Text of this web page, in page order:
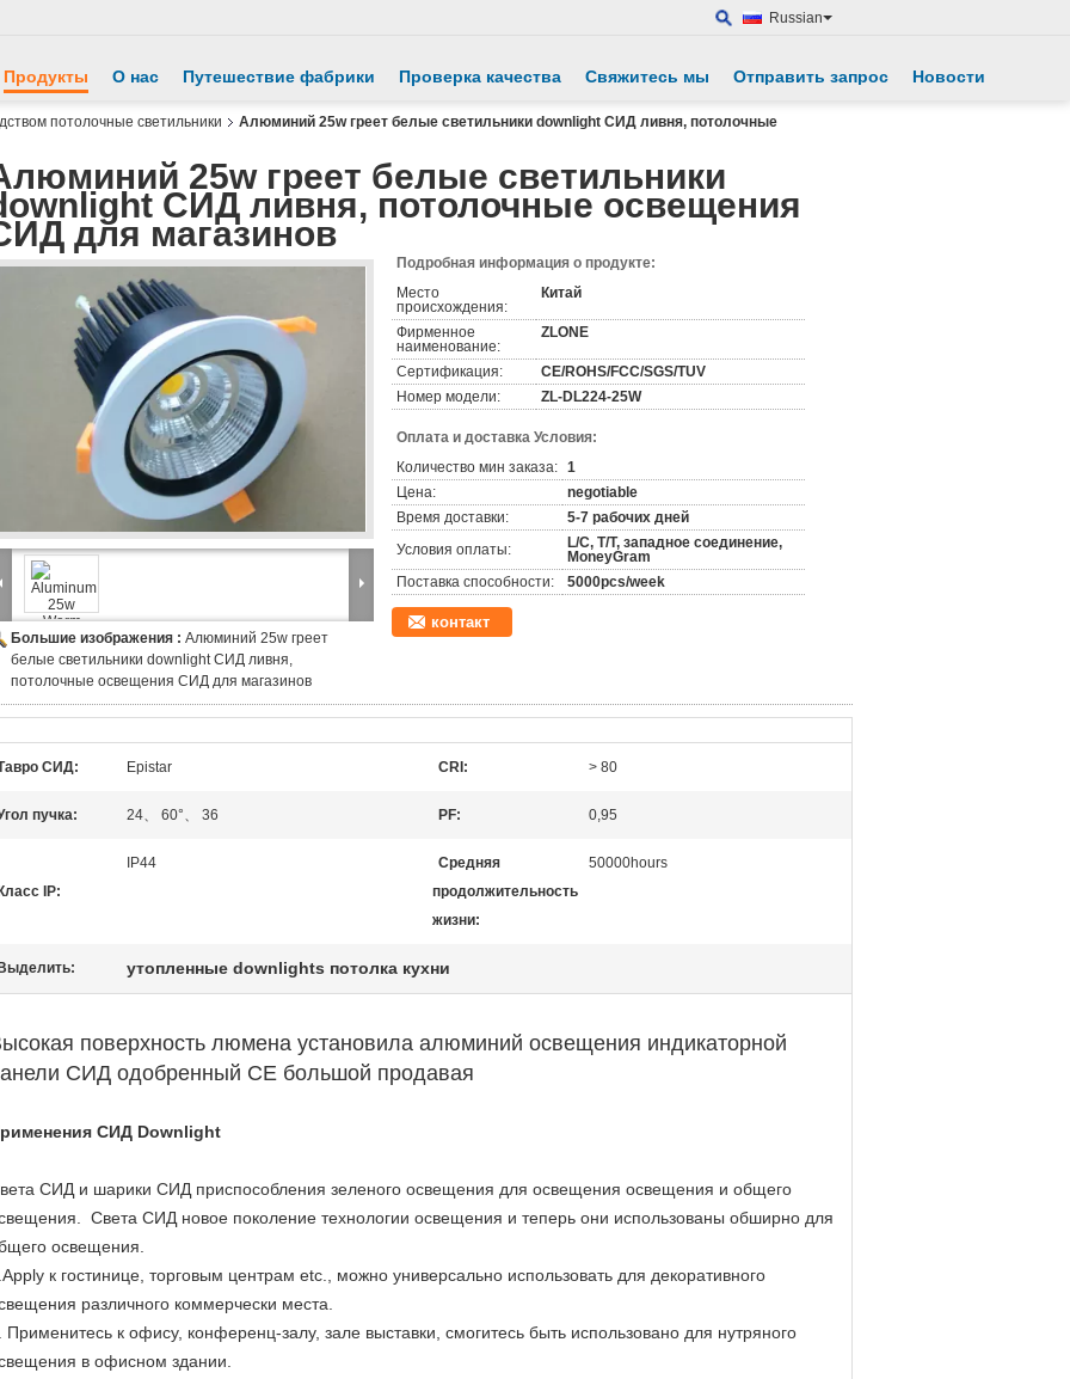
Russian
Продукты О нас Путешествие фабрики Проверка качества Свяжитесь мы Отправить запрос Новости
потолочные светильники
Алюминий 25w греет белые светильники downlight СИД ливня, потолочные
25w греет белые светильники
СИД ливня, потолочные освещения
для магазинов
Большие изображения : Алюминий 25w греет
белые светильники downlight СИД ливня,
потолочные освещения СИД для магазинов
Подробная информация о продукте:
Место
происхождения:
Китай
Фирменное
наименование:
ZLONE
Сертификация:
CE/ROHS/FCC/SGS/TUV
Номер модели:
ZL-DL224-25W
Оплата и доставка Условия:
Количество мин заказа: 1
Цена:
negotiable
Время доставки:
5-7 рабочих дней
Условия оплаты:
L/C, T/T, западное соединение,
MoneyGram
Поставка способности:
5000pcs/week
контакт
СИД: Epistar CRI: > 80
пучка: 24、 60°、 36 PF: 0,95
Класс IP:
IP44
Средняя
продолжительность
жизни:
50000hours
Выделить: утопленные downlights потолка кухни
поверхность люмена установила алюминий освещения индикаторной
СИД одобренный CE большой продавая
СИД Downlight
СИД и шарики СИД приспособления зеленого освещения для освещения освещения и общего
Света СИД новое поколение технологии освещения и теперь они использованы обширно для
освещения.
к гостинице, торговым центрам etc., можно универсально использовать для декоративного
различного коммерчески места.
Применитесь к офису, конференц-залу, зале выставки, смогитесь быть использовано для нутряного
в офисном здании.